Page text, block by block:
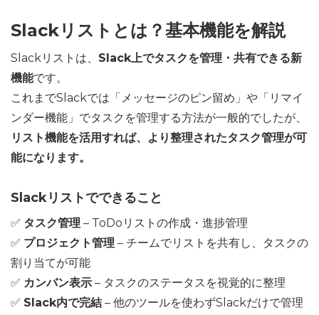
Slackリストとは？基本機能を解説
Slackリストは、 Slack上でタスクを管理・共有できる新
機能です。
これまでSlackでは「メッセージのピン留め」や「リマイ
ンダー機能」でタスクを管理する方法が一般的でしたが、
リスト機能を活用すれば、より整理されたタスク管理が可
能になります。
Slackリストでできること
✅ タスク管理 – ToDoリストの作成・進捗管理
✅ プロジェクト管理 – チームでリストを共有し、タスクの
割り当てが可能
✅ カンバン表示 – タスクのステータスを視覚的に整理
✅ Slack内で完結 – 他のツールを使わずSlackだけで管理